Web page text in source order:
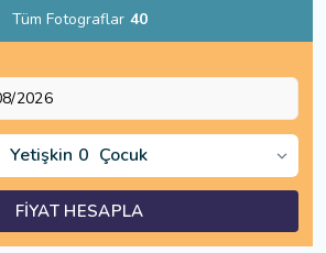
Tüm Fotograflar 40
Yetişkin 0 Çocuk
FİYAT HESAPLA